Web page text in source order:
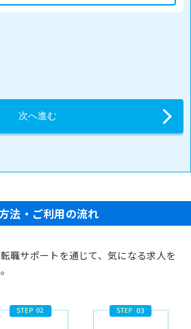
法・ご利用の流れ
職サポートを通じて、気になる求人を